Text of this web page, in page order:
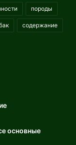
породы
содержание
основные